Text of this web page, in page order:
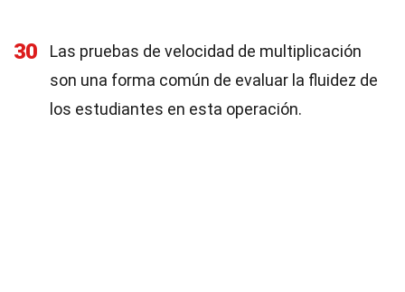
30
Las pruebas de velocidad de multiplicación
son una forma común de evaluar la fluidez de
los estudiantes en esta operación.